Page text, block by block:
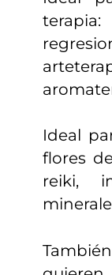
Ideal
flores
reiki,